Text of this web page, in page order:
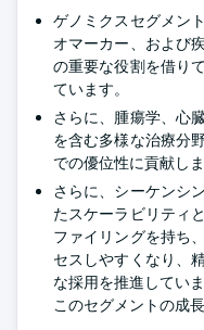
ゲノミクスセグメン
オマーカー、および
の重要な役割を借り
ています。
さらに、腫瘍学、心
を含む多様な治療分
での優位性に貢献しま
さらに、シーケンシ
たスケーラビリティ
ファイリングを持ち
セスしやすくなり、
な採用を推進してい
このセグメントの成